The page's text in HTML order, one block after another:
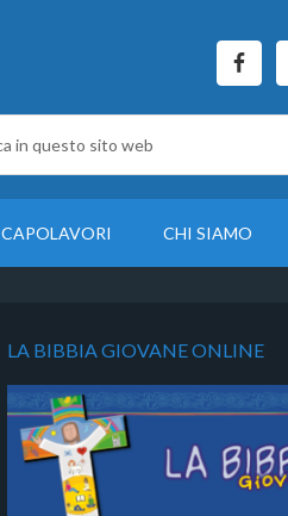
CAPOLAVORI CHI SIAMO
LA BIBBIA GIOVANE ONLINE